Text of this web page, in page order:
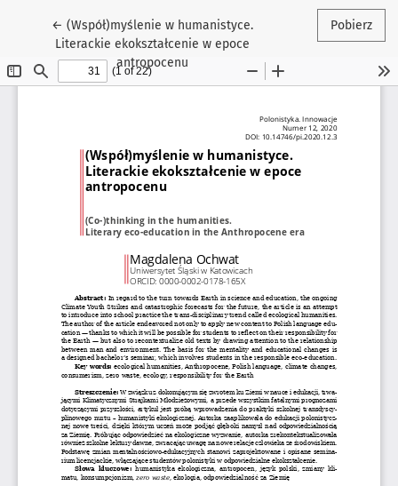
← Wróć do szczegółów artykułu
(Współ)myślenie w humanistyce.
Literackie ekokształcenie w epoce
antropocenu
Pobierz